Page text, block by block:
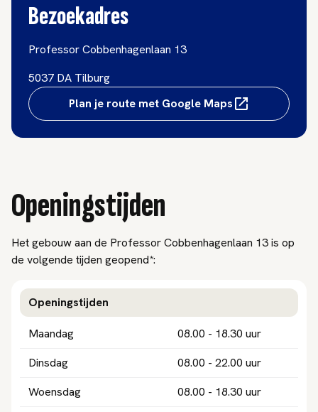
Bezoekadres
Professor Cobbenhagenlaan 13
5037 DA Tilburg
Plan je route met Google Maps
Openingstijden
Het gebouw aan de Professor Cobbenhagenlaan 13 is op
de volgende tijden geopend*:
Openingstijden
Maandag
08.00 - 18.30 uur
Dinsdag
08.00 - 22.00 uur
Woensdag
08.00 - 18.30 uur